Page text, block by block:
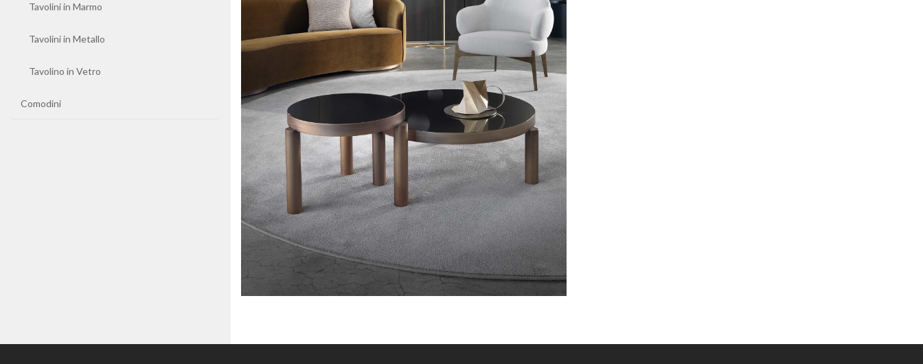
Tavolini
Tavolini in Marmo
Tavolini in Metallo
Tavolino in Vetro
Comodini